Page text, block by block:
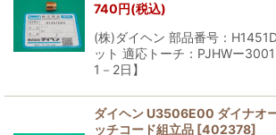
740円(税込)
(株)ダイヘン 部品番号：
ット 適応トーチ：PJHWー
1－2日】
ダイヘン U3506E00 ダイナオ
ッチコード組立品 [402378]